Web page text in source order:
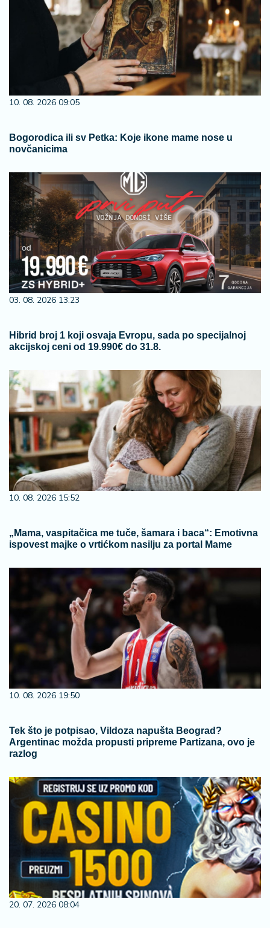
10. 08. 2026 09:05
Bogorodica ili sv Petka: Koje ikone mame nose u
novčanicima
03. 08. 2026 13:23
Hibrid broj 1 koji osvaja Evropu, sada po specijalnoj
akcijskoj ceni od 19.990€ do 31.8.
10. 08. 2026 15:52
„Mama, vaspitačica me tuče, šamara i baca“: Emotivna
ispovest majke o vrtićkom nasilju za portal Mame
10. 08. 2026 19:50
Tek što je potpisao, Vildoza napušta Beograd?
Argentinac možda propusti pripreme Partizana, ovo je
razlog
20. 07. 2026 08:04